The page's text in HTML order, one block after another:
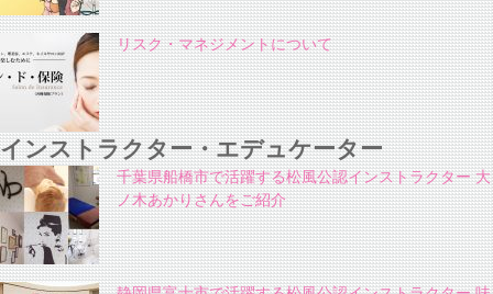
リスク・マネジメントについて
インストラクター・エデュケーター
千葉県船橋市で活躍する松風公認インストラクター 大
ノ木あかりさんをご紹介